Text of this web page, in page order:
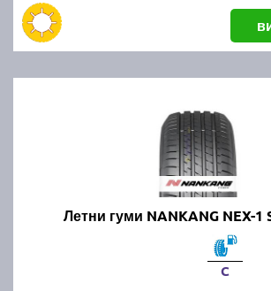
Летни гуми NANKANG NEX-1
C